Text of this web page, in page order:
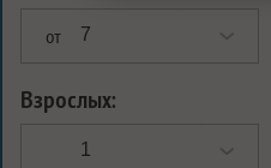
от
Взрослых: